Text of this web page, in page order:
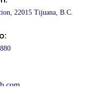
22015 Tijuana, B.C.